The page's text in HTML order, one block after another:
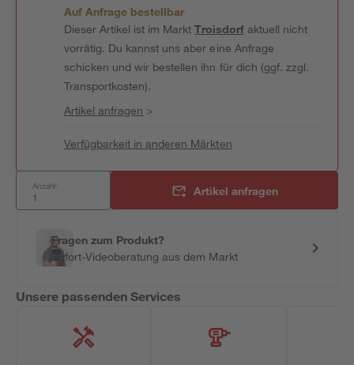
Auf Anfrage bestellbar
Dieser Artikel ist im MarktTroisdorfaktuell nicht
vorrätig. Du kannst uns aber eine Anfrage
schicken und wir bestellen ihn für dich (ggf. zzgl.
Transportkosten).
Artikel anfragen >
Verfügbarkeit in anderen Märkten
Anzahl: Artikel anfragen
Fragen zum Produkt?
Sofort-Videoberatung aus dem Markt
Unsere passenden Services